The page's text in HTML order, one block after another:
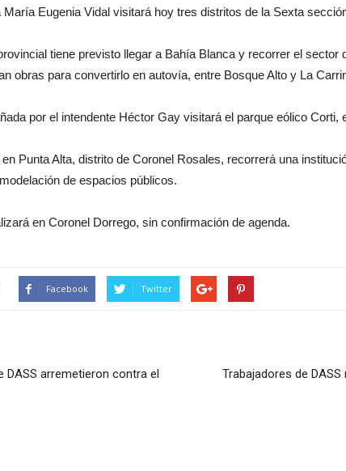
María Eugenia Vidal visitará hoy tres distritos de la Sexta
tiene previsto llegar a Bahía Blanca y recorrer el sector
obras para convertirlo en autovía, entre Bosque Alto y La
por el intendente Héctor Gay visitará el parque eólico Corti,
Punta Alta, distrito de Coronel Rosales, recorrerá una
de espacios públicos.
en Coronel Dorrego, sin confirmación de agenda.
Facebook Twitter
DASS arremetieron contra el
Trabajadores de